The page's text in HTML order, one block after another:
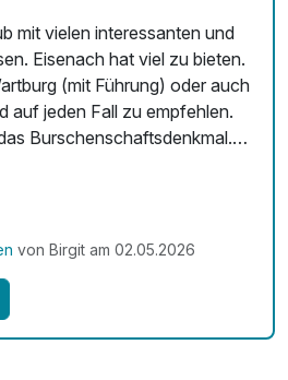
mit vielen interessanten und
Eisenach hat viel zu bieten.
(mit Führung) oder auch
auf jeden Fall zu empfehlen.
Burschenschaftsdenkmal.
schon allein wegen des
Stadt, den Thüringer Wald
Luthermuseum,
das Hotel am Markt, ließ
waren bestens versorgt!
helles Zimmer und ein großes
von Birgit am 02.05.2026